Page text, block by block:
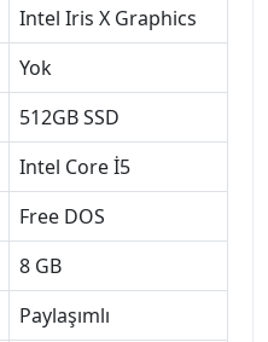
Intel Iris X Graphics
Yok
512GB SSD
Intel Core İ5
Free DOS
8 GB
Paylaşımlı